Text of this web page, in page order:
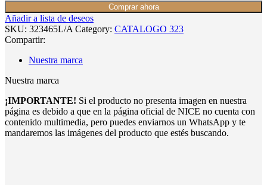
Comprar ahora
Añadir a lista de deseos
SKU: 323465L/A Category: CATALOGO 323
Compartir:
Nuestra marca
Nuestra marca
¡IMPORTANTE! Si el producto no presenta imagen en nuestra
página es debido a que en la página oficial de NICE no cuenta con
contenido multimedia, pero puedes enviarnos un WhatsApp y te
mandaremos las imágenes del producto que estés buscando.